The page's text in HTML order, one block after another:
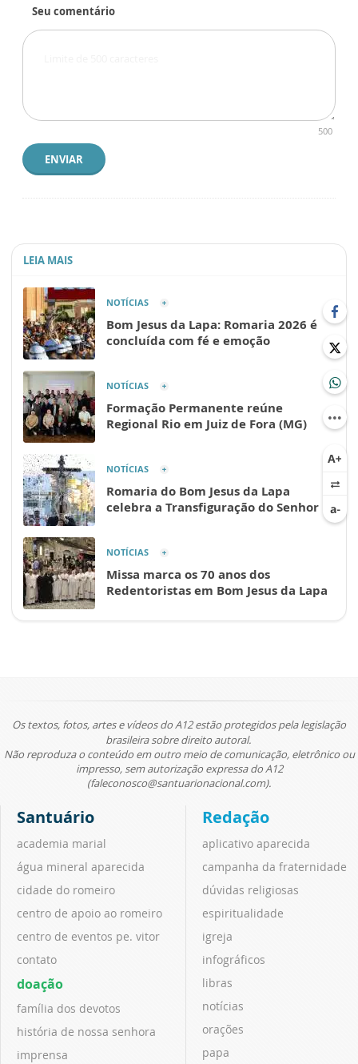
Seu comentário
500
ENVIAR
LEIA MAIS
NOTÍCIAS
Bom Jesus da Lapa: Romaria 2026 é
concluída com fé e emoção
NOTÍCIAS
Formação Permanente reúne
Regional Rio em Juiz de Fora (MG)
NOTÍCIAS
Romaria do Bom Jesus da Lapa
celebra a Transfiguração do Senhor
NOTÍCIAS
Missa marca os 70 anos dos
Redentoristas em Bom Jesus da Lapa
Os textos, fotos, artes e vídeos do A12 estão protegidos pela legislação
brasileira sobre direito autoral.
Não reproduza o conteúdo em outro meio de comunicação, eletrônico ou
impresso, sem autorização expressa do A12
(faleconosco@santuarionacional.com).
Santuário
academia marial
água mineral aparecida
cidade do romeiro
centro de apoio ao romeiro
centro de eventos pe. vitor
contato
doação
família dos devotos
história de nossa senhora
imprensa
Redação
aplicativo aparecida
campanha da fraternidade
dúvidas religiosas
espiritualidade
igreja
infográficos
libras
notícias
orações
papa